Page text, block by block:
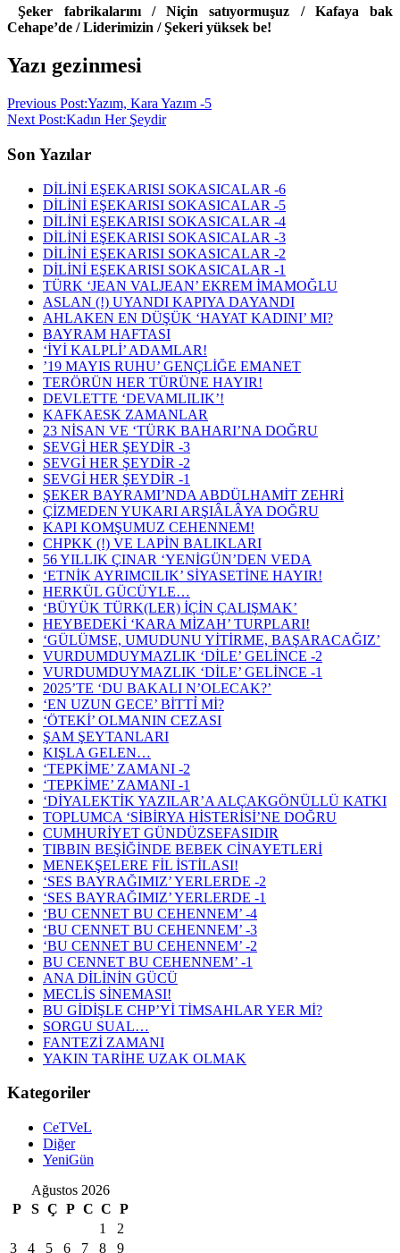
Şeker fabrikalarını / Niçin satıyormuşuz / Kafaya bak
Cehape’de / Liderimizin / Şekeri yüksek be!
Yazı gezinmesi
Previous Post:Yazım, Kara Yazım -5
Next Post:Kadın Her Şeydir
Son Yazılar
DİLİNİ EŞEKARISI SOKASICALAR -6
DİLİNİ EŞEKARISI SOKASICALAR -5
DİLİNİ EŞEKARISI SOKASICALAR -4
DİLİNİ EŞEKARISI SOKASICALAR -3
DİLİNİ EŞEKARISI SOKASICALAR -2
DİLİNİ EŞEKARISI SOKASICALAR -1
TÜRK ‘JEAN VALJEAN’ EKREM İMAMOĞLU
ASLAN (!) UYANDI KAPIYA DAYANDI
AHLAKEN EN DÜŞÜK ‘HAYAT KADINI’ MI?
BAYRAM HAFTASI
‘İYİ KALPLİ’ ADAMLAR!
’19 MAYIS RUHU’ GENÇLİĞE EMANET
TERÖRÜN HER TÜRÜNE HAYIR!
DEVLETTE ‘DEVAMLILIK’!
KAFKAESK ZAMANLAR
23 NİSAN VE ‘TÜRK BAHARI’NA DOĞRU
SEVGİ HER ŞEYDİR -3
SEVGİ HER ŞEYDİR -2
SEVGİ HER ŞEYDİR -1
ŞEKER BAYRAMI’NDA ABDÜLHAMİT ZEHRİ
ÇİZMEDEN YUKARI ARŞIÂLÂYA DOĞRU
KAPI KOMŞUMUZ CEHENNEM!
CHPKK (!) VE LAPİN BALIKLARI
56 YILLIK ÇINAR ‘YENİGÜN’DEN VEDA
‘ETNİK AYRIMCILIK’ SİYASETİNE HAYIR!
HERKÜL GÜCÜYLE…
‘BÜYÜK TÜRK(LER) İÇİN ÇALIŞMAK’
HEYBEDEKİ ‘KARA MİZAH’ TURPLARI!
‘GÜLÜMSE, UMUDUNU YİTİRME, BAŞARACAĞIZ’
VURDUMDUYMAZLIK ‘DİLE’ GELİNCE -2
VURDUMDUYMAZLIK ‘DİLE’ GELİNCE -1
2025’TE ‘DU BAKALI N’OLECAK?’
‘EN UZUN GECE’ BİTTỈ Mİ?
‘ÖTEKİ’ OLMANIN CEZASI
ŞAM ŞEYTANLARI
KIŞLA GELEN…
‘TEPKİME’ ZAMANI -2
‘TEPKİME’ ZAMANI -1
‘DİYALEKTİK YAZILAR’A ALÇAKGÖNÜLLÜ KATKI
TOPLUMCA ‘SİBİRYA HİSTERİSİ’NE DOĞRU
CUMHURİYET GÜNDÜZSEFASIDIR
TIBBIN BEŞİĞİNDE BEBEK CİNAYETLERİ
MENEKŞELERE FİL İSTİLASI!
‘SES BAYRAĞIMIZ’ YERLERDE -2
‘SES BAYRAĞIMIZ’ YERLERDE -1
‘BU CENNET BU CEHENNEM’ -4
‘BU CENNET BU CEHENNEM’ -3
‘BU CENNET BU CEHENNEM’ -2
BU CENNET BU CEHENNEM’ -1
ANA DİLİNİN GÜCÜ
MECLİS SİNEMASI!
BU GİDİŞLE CHP’Yİ TİMSAHLAR YER Mİ?
SORGU SUAL…
FANTEZİ ZAMANI
YAKIN TARİHE UZAK OLMAK
Kategoriler
CeTVeL
Diğer
YeniGün
Ağustos 2026
P
S Ç P C C P
1
2
3
4 5 6 7 8 9